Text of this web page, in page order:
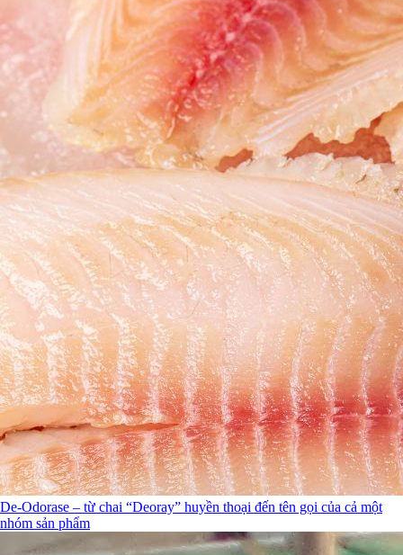
De-Odorase – từ chai “Deoray” huyền thoại đến tên gọi của cả một
nhóm sản phẩm